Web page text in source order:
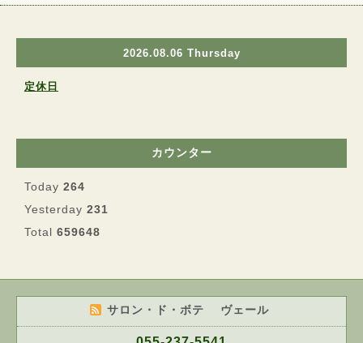
2026.08.06 Thursday
定休日
カウンター
Today 264
Yesterday 231
Total 659648
サロン・ド・ボテ ヴェール